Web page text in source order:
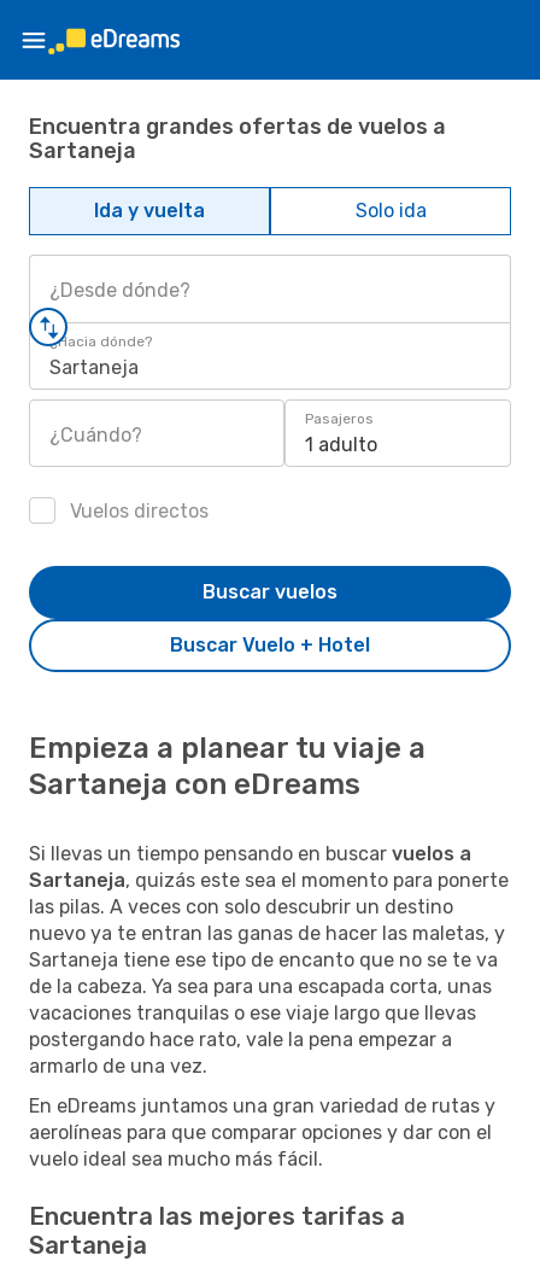
Encuentra grandes ofertas de vuelos a
Sartaneja
Ida y vuelta Solo ida
¿Desde dónde?
¿Hacia dónde?
Sartaneja
¿Cuándo?
Pasajeros
1 adulto
Vuelos directos
Buscar Vuelo + Hotel
Buscar vuelos
Empieza a planear tu viaje a
Sartaneja con eDreams
Si llevas un tiempo pensando en buscar vuelos a
Sartaneja, quizás este sea el momento para ponerte
las pilas. A veces con solo descubrir un destino
nuevo ya te entran las ganas de hacer las maletas, y
Sartaneja tiene ese tipo de encanto que no se te va
de la cabeza. Ya sea para una escapada corta, unas
vacaciones tranquilas o ese viaje largo que llevas
postergando hace rato, vale la pena empezar a
armarlo de una vez.
En eDreams juntamos una gran variedad de rutas y
aerolíneas para que comparar opciones y dar con el
vuelo ideal sea mucho más fácil.
Encuentra las mejores tarifas a
Sartaneja